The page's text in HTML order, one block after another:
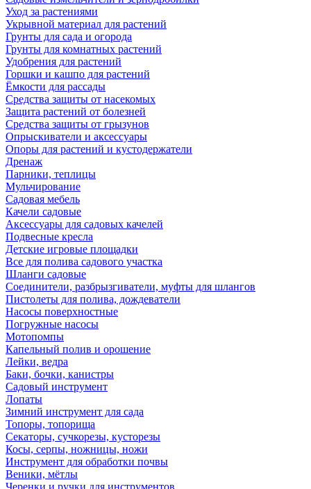
Уход за растениями
Укрывной материал для растений
Грунты для сада и огорода
Грунты для комнатных растений
Удобрения для растений
Горшки и кашпо для растений
Ёмкости для рассады
Средства защиты от насекомых
Защита растений от болезней
Средства защиты от грызунов
Опрыскиватели и аксессуары
Опоры для растений и кустодержатели
Дренаж
Парники, теплицы
Мульчирование
Садовая мебель
Качели садовые
Аксессуары для садовых качелей
Подвесные кресла
Детские игровые площадки
Все для полива садового участка
Шланги садовые
Соединители, разбрызгиватели, муфты для шлангов
Пистолеты для полива, дождеватели
Насосы поверхностные
Погружные насосы
Мотопомпы
Капельный полив и орошение
Лейки, ведра
Баки, бочки, канистры
Садовый инструмент
Лопаты
Зимний инструмент для сада
Топоры, топорища
Секаторы, сучкорезы, кусторезы
Косы, серпы, ножницы, ножи
Инструмент для обработки почвы
Веники, мётлы
Черенки и ручки для инструментов